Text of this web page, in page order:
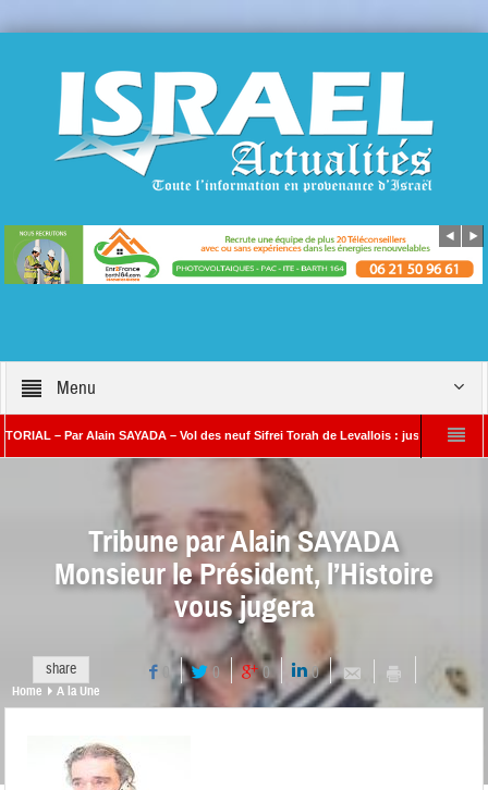
Menu
Par Alain SAYADA – Vol des neuf Sifrei Torah de Levallois : jusqu’à quand le
Benjamin Netanyahou à l’Iran : « Si vous nous attaquez, notre riposte
Tribune par Alain SAYADA
Monsieur le Président, l’Histoire
vous jugera
share 0 0 0
Home A la Une